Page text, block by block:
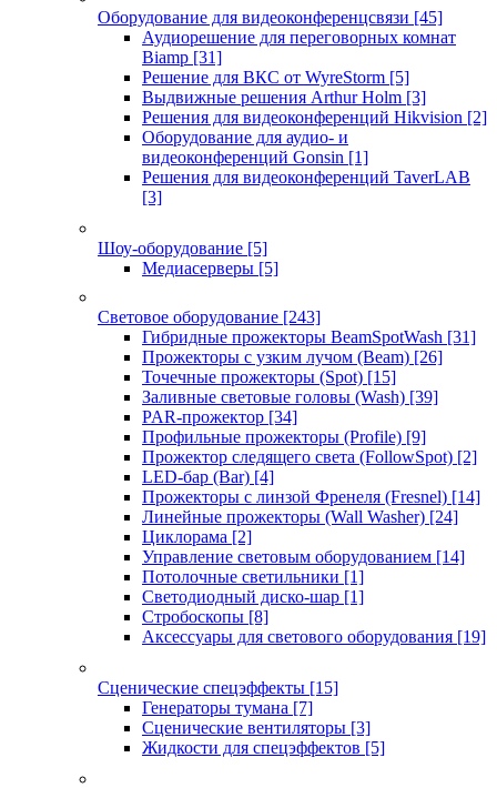
Оборудование для видеоконференцсвязи [45]
Аудиорешение для переговорных комнат
Biamp [31]
Решение для ВКС от WyreStorm [5]
Выдвижные решения Arthur Holm [3]
Решения для видеоконференций Hikvision [2]
Оборудование для аудио- и
видеоконференций Gonsin [1]
Решения для видеоконференций TaverLAB
[3]
Шоу-оборудование [5]
Медиасерверы [5]
Световое оборудование [243]
Гибридные прожекторы BeamSpotWash [31]
Прожекторы с узким лучом (Beam) [26]
Точечные прожекторы (Spot) [15]
Заливные световые головы (Wash) [39]
PAR-прожектор [34]
Профильные прожекторы (Profile) [9]
Прожектор следящего света (FollowSpot) [2]
LED-бар (Bar) [4]
Прожекторы с линзой Френеля (Fresnel) [14]
Линейные прожекторы (Wall Washer) [24]
Циклорама [2]
Управление световым оборудованием [14]
Потолочные светильники [1]
Светодиодный диско-шар [1]
Стробоскопы [8]
Аксессуары для светового оборудования [19]
Сценические спецэффекты [15]
Генераторы тумана [7]
Сценические вентиляторы [3]
Жидкости для спецэффектов [5]